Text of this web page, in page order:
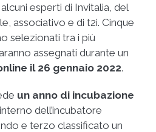
esperti di Invitalia, del
associativo e di t2i. Cinque
selezionati tra i più
assegnati durante un
il 26 gennaio 2022.
un anno di incubazione
dell’incubatore
e terzo classificato un